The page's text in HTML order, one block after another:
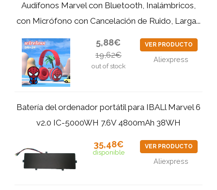
Audífonos Marvel con Bluetooth, Inalámbricos,
con Micrófono con Cancelación de Ruido, Larga...
5,88€
19,62€
out of stock
VER PRODUCTO
Aliexpress
Batería del ordenador portátil para IBALl Marvel 6
v2.0 IC-5000WH 7.6V 4800mAh 38WH
35,48€
disponible
VER PRODUCTO
Aliexpress